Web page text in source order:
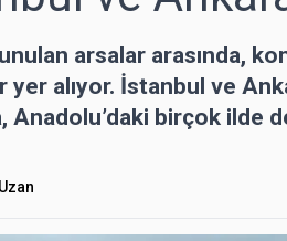
arsalar arasında,
yer alıyor. İstanbul ve
Anadolu’daki birçok ilde